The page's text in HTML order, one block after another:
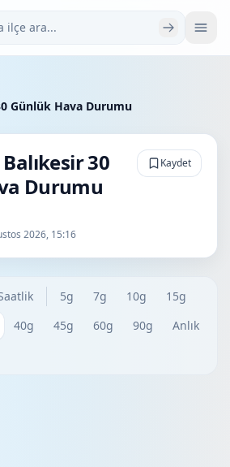
Günlük Hava Durumu
30
Durumu
2026, 15:16
Kaydet
5g 7g 10g
15g
40g 45g 60g 90g
Anlık